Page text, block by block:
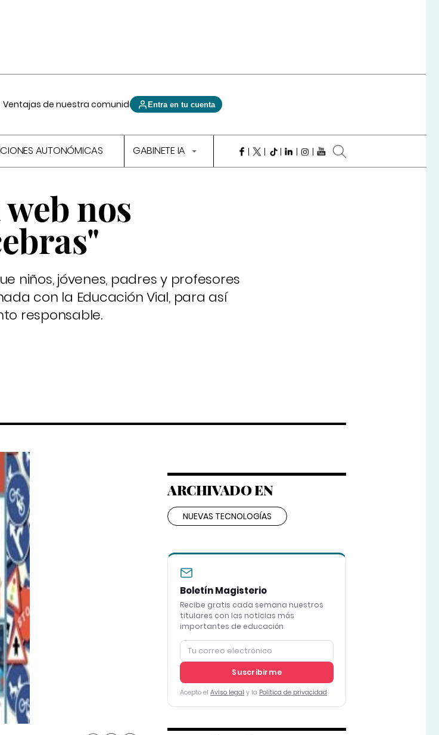
Ventajas de nuestra comunidad Entra en tu cuenta
AUTONÓMICAS GABINETE IA
nos
niños, jóvenes, padres y profesores
con la Educación Vial, para así
responsable.
ARCHIVADO EN
NUEVAS TECNOLOGÍAS
Boletín Magisterio
Recibe gratis cada semana nuestros
titulares con las noticias más
importantes de educación
Suscribirme
Acepto el Aviso legal y la Política de privacidad